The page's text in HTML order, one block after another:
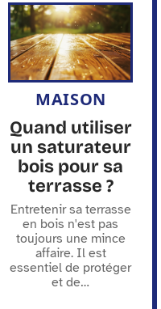
MAISON
Quand utiliser
un saturateur
bois pour sa
terrasse ?
Entretenir sa terrasse
en bois n'est pas
toujours une mince
affaire. Il est
essentiel de protéger
et de…